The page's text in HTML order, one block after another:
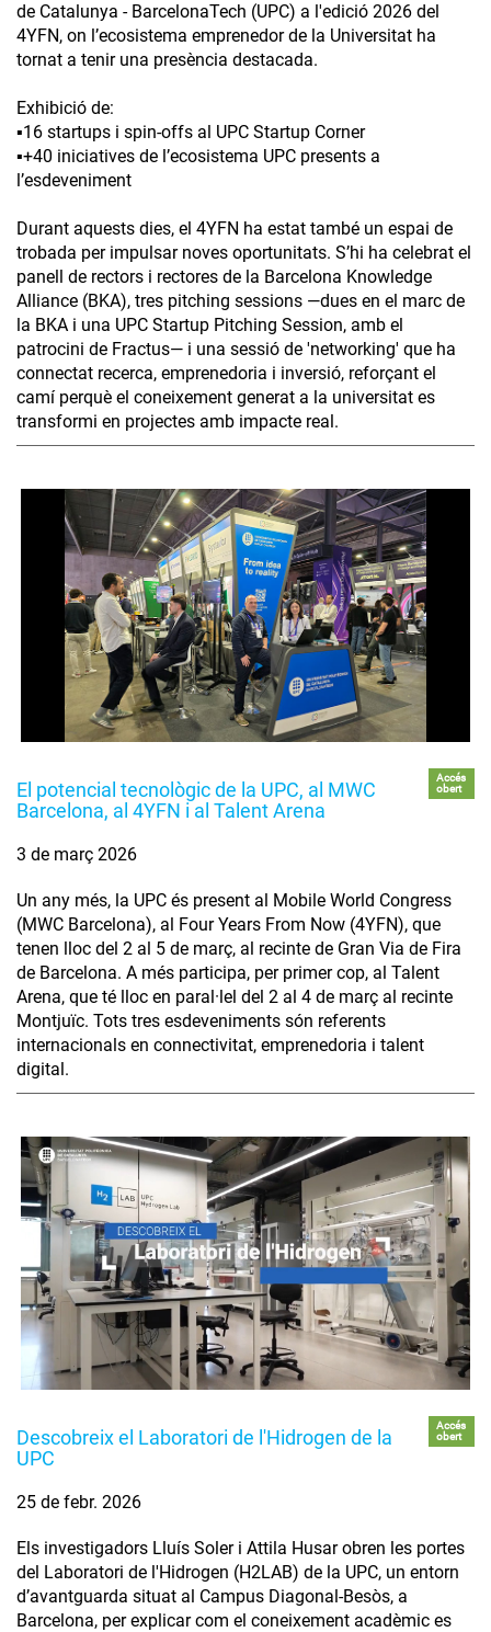
de Catalunya - BarcelonaTech (UPC) a l'edició 2026 del
4YFN, on l’ecosistema emprenedor de la Universitat ha
tornat a tenir una presència destacada.
Exhibició de:
▪️16 startups i spin-offs al UPC Startup Corner
▪️+40 iniciatives de l’ecosistema UPC presents a
l’esdeveniment
Durant aquests dies, el 4YFN ha estat també un espai de
trobada per impulsar noves oportunitats. S’hi ha celebrat el
panell de rectors i rectores de la Barcelona Knowledge
Alliance (BKA), tres pitching sessions —dues en el marc de
la BKA i una UPC Startup Pitching Session, amb el
patrocini de Fractus— i una sessió de 'networking' que ha
connectat recerca, emprenedoria i inversió, reforçant el
camí perquè el coneixement generat a la universitat es
transformi en projectes amb impacte real.
El potencial tecnològic de la UPC, al MWC
Barcelona, al 4YFN i al Talent Arena
Accés
obert
3 de març 2026
Un any més, la UPC és present al Mobile World Congress
(MWC Barcelona), al Four Years From Now (4YFN), que
tenen lloc del 2 al 5 de març, al recinte de Gran Via de Fira
de Barcelona. A més participa, per primer cop, al Talent
Arena, que té lloc en paral·lel del 2 al 4 de març al recinte
Montjuïc. Tots tres esdeveniments són referents
internacionals en connectivitat, emprenedoria i talent
digital.
Descobreix el Laboratori de l'Hidrogen de la
UPC
Accés
obert
25 de febr. 2026
Els investigadors Lluís Soler i Attila Husar obren les portes
del Laboratori de l'Hidrogen (H2LAB) de la UPC, un entorn
d’avantguarda situat al Campus Diagonal-Besòs, a
Barcelona, per explicar com el coneixement acadèmic es